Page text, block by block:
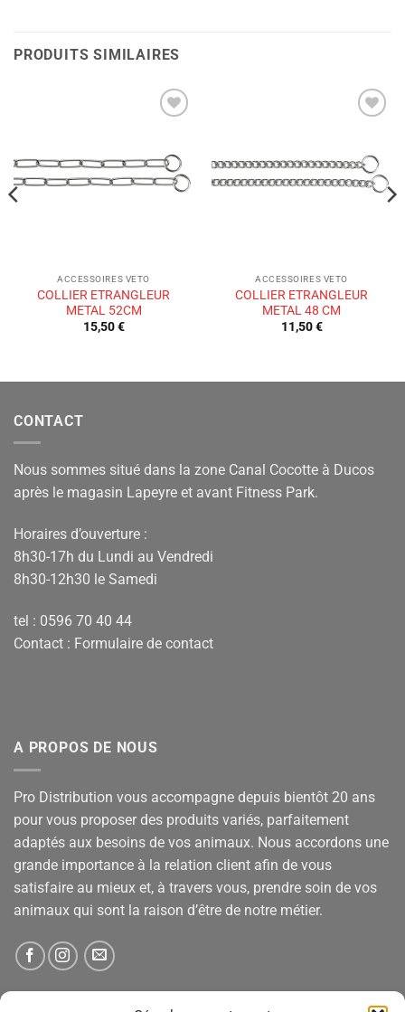
PRODUITS SIMILAIRES
de
souhaits
ACCESSOIRES VETO
COLLIER ETRANGLEUR
METAL 52CM
15,50€
de
souhaits
ACCESSOIRES VETO
COLLIER ETRANGLEUR
METAL 48 CM
11,50€
CONTACT
Nous sommes situé dans la zone Canal Cocotte à Ducos
après le magasin Lapeyre et avant Fitness Park.
Horaires d’ouverture :
8h30-17h du Lundi au Vendredi
8h30-12h30 le Samedi
tel : 0596 70 40 44
Contact : Formulaire de contact
A PROPOS DE NOUS
Pro Distribution vous accompagne depuis bientôt 20 ans
pour vous proposer des produits variés, parfaitement
adaptés aux besoins de vos animaux. Nous accordons une
grande importance à la relation client afin de vous
satisfaire au mieux et, à travers vous, prendre soin de vos
animaux qui sont la raison d’être de notre métier.